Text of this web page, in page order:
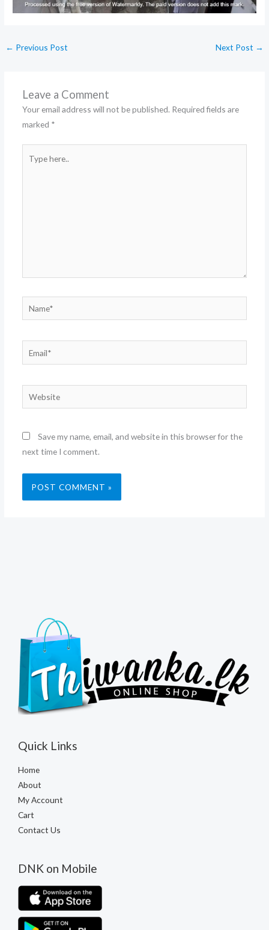
← Previous Post Next Post →
Leave a Comment
Your email address will not be published. Required fields are
marked *
here..
Name*
Website
Save my name, email, and website in this browser for the
next time I comment.
Quick Links
Home
About
My Account
Cart
Contact Us
DNK on Mobile